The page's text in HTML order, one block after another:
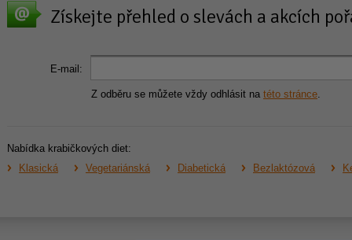
Získejte přehled o slevách a akcích
E-mail:
Z odběru se můžete vždy odhlásit na této stránce.
Nabídka krabičkových diet:
Klasická
Vegetariánská Diabetická Bezlaktózová